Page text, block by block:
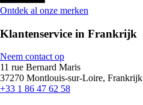
Ontdek al onze merken
Klantenservice in Frankrijk
Neem contact op
11 rue Bernard Maris
37270 Montlouis-sur-Loire, Frankrijk
+33 1 86 47 62 58